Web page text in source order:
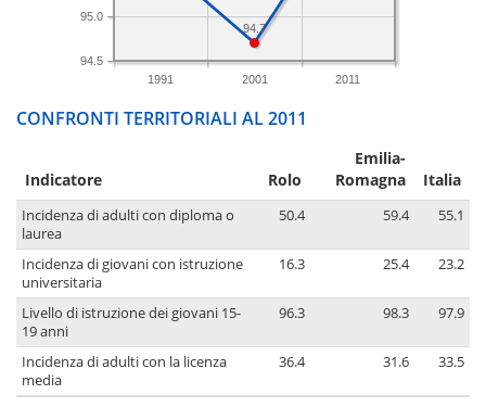
1991 2001 2011
94.5
95.0
94.7
CONFRONTI TERRITORIALI AL 2011
Indicatore Rolo
Emilia-
Romagna
Italia
Incidenza di adulti con diploma o
laurea
50.4 59.4 55.1
Incidenza di giovani con istruzione
universitaria
16.3 25.4 23.2
Livello di istruzione dei giovani 15-
19 anni
96.3 98.3 97.9
Incidenza di adulti con la licenza
media
36.4 31.6 33.5